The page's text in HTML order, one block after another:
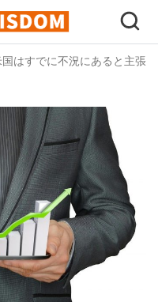
知恵
はすでに不況にあると主張